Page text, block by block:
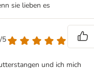
sie lieben es
5
und ich mich